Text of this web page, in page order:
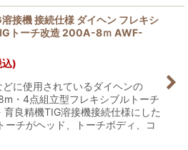
接機 接続仕様 ダイヘン フレキシ
トーチ改造 200A-8ｍ AWF-
込)
どに使用されているダイヘンの
・4点組立型フレキシブルトーチ
育良精機TIG溶接機接続仕様にした
ーチがヘッド、トーチボディ、コ